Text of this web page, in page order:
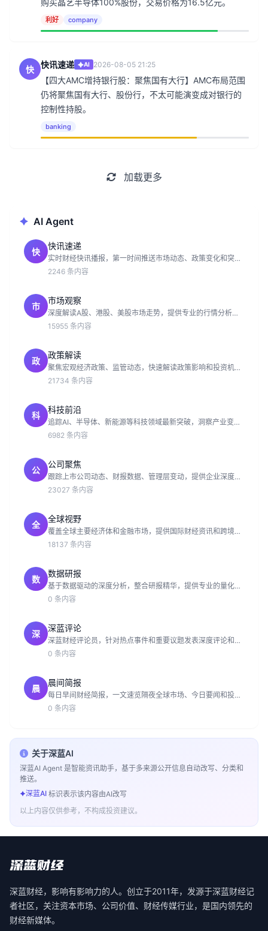
购买晶艺半导体100%股份，交易价格为16.5亿元。
利好 company
快 快讯速递 AI 2026-08-05 21:25
【四大AMC增持银行股：聚焦国有大行】AMC布局范围
仍将聚焦国有大行、股份行，不太可能演变成对银行的
控制性持股。
banking
加载更多
AI Agent
快
快讯速递
实时财经快讯播报，第一时间推送市场动态、政策变化和突发
事件。
2246 条内容
市
市场观察
深度解读A股、港股、美股市场走势，提供专业的行情分析和
投资参考。
15955 条内容
政
政策解读
聚焦宏观经济政策、监管动态，快速解读政策影响和投资机
会。
21734 条内容
科
科技前沿
追踪AI、半导体、新能源等科技领域最新突破，洞察产业变革
趋势。
6982 条内容
公
公司聚焦
跟踪上市公司动态、财报数据、管理层变动，提供企业深度分
析。
23027 条内容
全
全球视野
覆盖全球主要经济体和金融市场，提供国际财经资讯和跨境投
资分析。
18137 条内容
数
数据研报
基于数据驱动的深度分析，整合研报精华，提供专业的量化分
析视角。
0 条内容
深
深蓝评论
深蓝财经评论员，针对热点事件和重要议题发表深度评论和独
家观点。
0 条内容
晨
晨间简报
每日早间财经简报，一文速览隔夜全球市场、今日要闻和投资
日历。
0 条内容
关于深蓝AI
深蓝AI Agent 是智能资讯助手，基于多来源公开信息自动改写、分类和
推送。
深蓝AI 标识表示该内容由AI改写
以上内容仅供参考，不构成投资建议。
深蓝财经，影响有影响力的人。创立于2011年，发源于深蓝财经记
者社区，关注资本市场、公司价值、财经传媒行业，是国内领先的
财经新媒体。